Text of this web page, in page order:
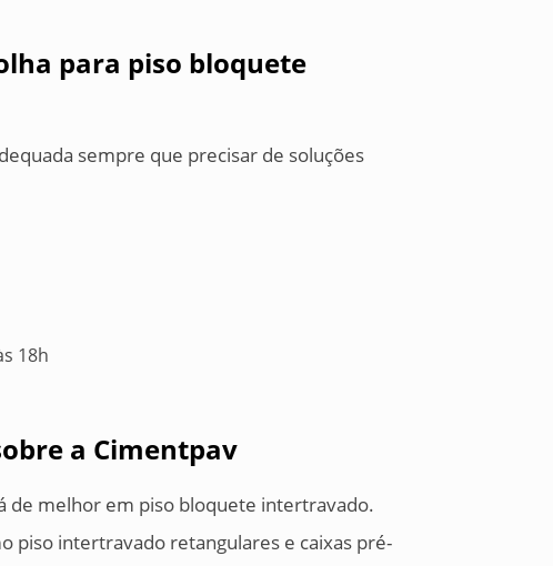
para piso bloquete
sempre que precisar de soluções
18h
a Cimentpav
de melhor em piso bloquete intertravado.
piso intertravado retangulares e caixas pré-